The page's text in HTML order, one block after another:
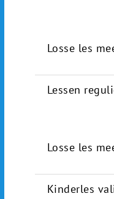
Losse les
Lessen
Losse les
Kinderles